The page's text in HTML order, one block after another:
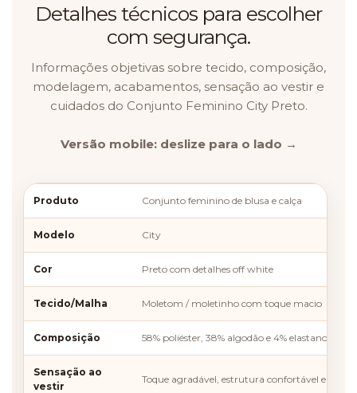
Detalhes técnicos para escolher
com segurança.
Informações objetivas sobre tecido, composição,
modelagem, acabamentos, sensação ao vestir e
cuidados do Conjunto Feminino City Preto.
Versão mobile: deslize para o lado →
Produto Conjunto feminino de blusa e calça
Modelo City
Cor Preto com detalhes off white
Tecido/Malha Moletom / moletinho com toque macio
Composição 58% poliéster, 38% algodão e 4% elastano
Sensação ao
vestir
Toque agradável, estrutura confortável e